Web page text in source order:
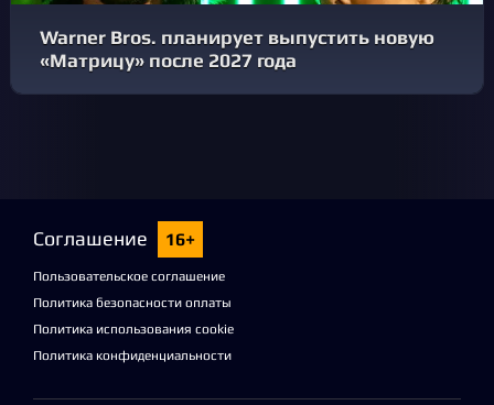
Warner Bros. планирует выпустить новую
«Матрицу» после 2027 года
Соглашение 16+
Пользовательское соглашение
Политика безопасности оплаты
Политика использования cookie
Политика конфиденциальности